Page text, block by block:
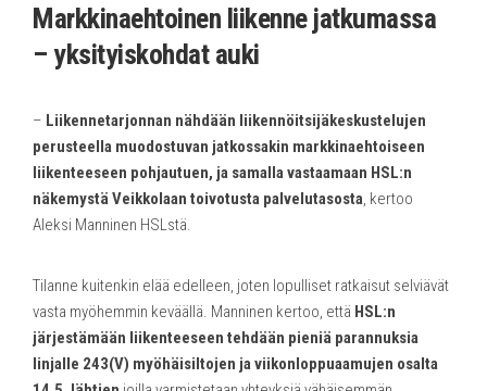
Markkinaehtoinen liikenne jatkumassa
– yksityiskohdat auki
– Liikennetarjonnan nähdään liikennöitsijäkeskustelujen
perusteella muodostuvan jatkossakin markkinaehtoiseen
liikenteeseen pohjautuen, ja samalla vastaamaan HSL:n
näkemystä Veikkolaan toivotusta palvelutasosta, kertoo
Aleksi Manninen HSLstä.
Tilanne kuitenkin elää edelleen, joten lopulliset ratkaisut selviävät
vasta myöhemmin keväällä. Manninen kertoo, että HSL:n
järjestämään liikenteeseen tehdään pieniä parannuksia
linjalle 243(V) myöhäisiltojen ja viikonloppuaamujen osalta